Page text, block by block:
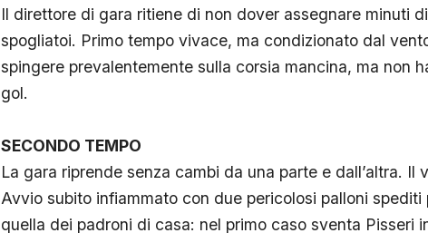
Il direttore di gara ritiene di non dover assegnare minuti
spogliatoi. Primo tempo vivace, ma condizionato dal
spingere prevalentemente sulla corsia mancina, ma non
gol.
SECONDO TEMPO
La gara riprende senza cambi da una parte e dall’altra.
Avvio subito infiammato con due pericolosi palloni spediti
quella dei padroni di casa: nel primo caso sventa Pisseri